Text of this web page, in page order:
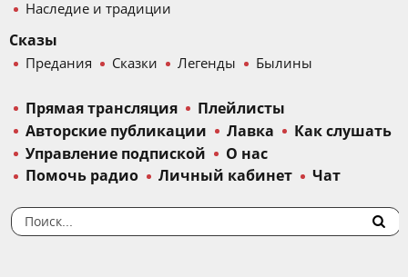
Наследие и традиции
Сказы
Предания Сказки Легенды Былины
Прямая трансляция
Плейлисты
Авторские публикации
Лавка
Как слушать
Управление подпиской
О нас
Помочь радио
Личный кабинет Чат